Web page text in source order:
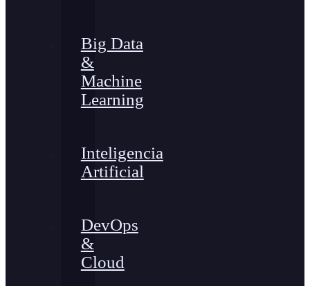
Big Data
&
Machine
Learning
Inteligencia
Artificial
DevOps
&
Cloud